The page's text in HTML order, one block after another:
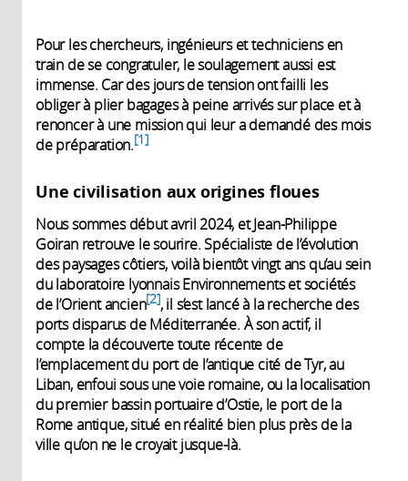
Pour les chercheurs, ingénieurs et techniciens en
train de se congratuler, le soulagement aussi est
immense. Car des jours de tension ont failli les
obliger à plier bagages à peine arrivés sur place et à
renoncer à une mission qui leur a demandé des mois
de préparation. 1
Une civilisation aux origines floues
Nous sommes début avril 2024, et Jean-Philippe
Goiran retrouve le sourire. Spécialiste de l’évolution
des paysages côtiers, voilà bientôt vingt ans qu’au sein
du laboratoire lyonnais Environnements et sociétés
de l’Orient ancien 2 , il s’est lancé à la recherche des
ports disparus de Méditerranée. À son actif, il
compte la découverte toute récente de
l’emplacement du port de l’antique cité de Tyr, au
Liban, enfoui sous une voie romaine, ou la localisation
du premier bassin portuaire d’Ostie, le port de la
Rome antique, situé en réalité bien plus près de la
ville qu’on ne le croyait jusque-là.